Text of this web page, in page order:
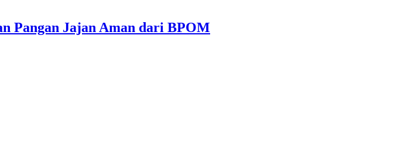
Pangan Jajan Aman dari BPOM